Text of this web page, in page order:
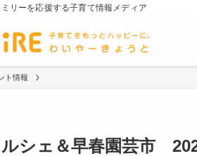
リーを応援する子育て情報メディア
ト情報
シェ＆早春園芸市